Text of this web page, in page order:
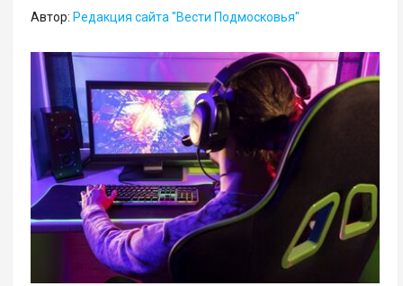
Автор: Редакция сайта "Вести Подмосковья"